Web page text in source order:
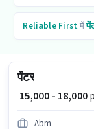
Reliable Firstमें
पेंटर
₹ 15,000 - 18,000
Abm